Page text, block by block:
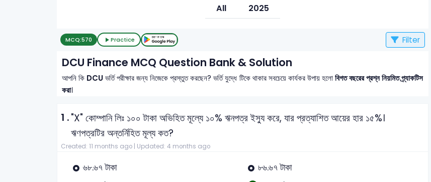
All 2025
MCQ:570 Practice Filter
DCU Finance MCQ Question Bank & Solution
আপনি কি DCUভর্তি পরীক্ষার জন্য নিজেকে প্রস্তুত করছেন? ভর্তি যুদ্ধে টিকে থাকার সবচেয়ে কার্যকর উপায় হলোবিগত বছরের প্রশ্ন নিয়মিত প্র্যাকটিস
করা।
1 ."X" কোম্পানি লিঃ ১০০ টাকা অভিহিত মূল্যে ১০% ঋনপত্র ইস্যু করে, যার প্রত্যাশিত আয়ের হার ১৫%।
ঋণপত্রটির অন্তর্নিহিত মূল্য কত?
Created: 11 months ago | Updated: 4 months ago
৬৮.৬৭ টাকা
৮৬.৬৭ টাকা